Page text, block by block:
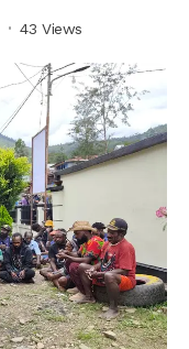
43 Views